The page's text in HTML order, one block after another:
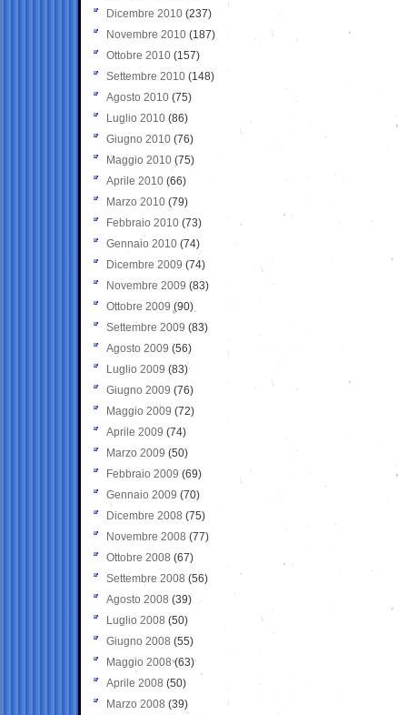
Dicembre 2010 (237)
Novembre 2010 (187)
Ottobre 2010 (157)
Settembre 2010 (148)
Agosto 2010 (75)
Luglio 2010 (86)
Giugno 2010 (76)
Maggio 2010 (75)
Aprile 2010 (66)
Marzo 2010 (79)
Febbraio 2010 (73)
Gennaio 2010 (74)
Dicembre 2009 (74)
Novembre 2009 (83)
Ottobre 2009 (90)
Settembre 2009 (83)
Agosto 2009 (56)
Luglio 2009 (83)
Giugno 2009 (76)
Maggio 2009 (72)
Aprile 2009 (74)
Marzo 2009 (50)
Febbraio 2009 (69)
Gennaio 2009 (70)
Dicembre 2008 (75)
Novembre 2008 (77)
Ottobre 2008 (67)
Settembre 2008 (56)
Agosto 2008 (39)
Luglio 2008 (50)
Giugno 2008 (55)
Maggio 2008(63)
Aprile 2008 (50)
Marzo 2008 (39)